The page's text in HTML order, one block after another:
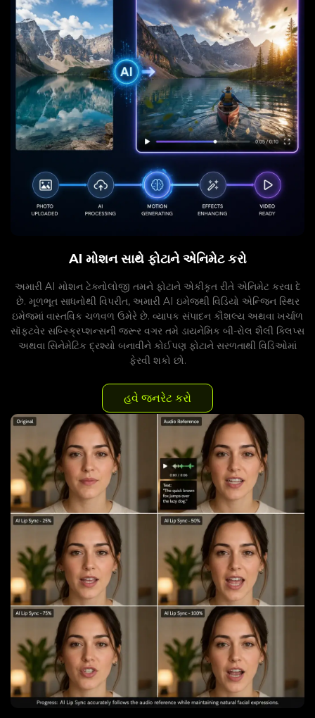
AI મોશન સાથે ફોટાને એનિમેટ કરો
અમારી AI મોશન ટેક્નોલોજી તમને ફોટાને એકીકૃત રીતે એનિમેટ કરવા દે
છે. મૂળભૂત સાધનોથી વિપરીત, અમારી AI ઇમેજથી વિડિયો એન્જિન સ્થિર
ઇમેજમાં વાસ્તવિક ચળવળ ઉમેરે છે. વ્યાપક સંપાદન કૌશલ્ય અથવા ખર્ચાળ
સૉફ્ટવેર સબ્સ્ક્રિપ્શન્સની જરૂર વગર તમે ડાયનેમિક બી-રોલ શૈલી ક્લિપ્સ
અથવા સિનેમેટિક દ્રશ્યો બનાવીને કોઈપણ ફોટાને સરળતાથી વિડિઓમાં
ફેરવી શકો છો.
હવે જનરેટ કરો